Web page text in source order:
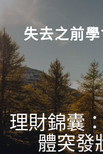
content
失去之前
理財錦囊
體突發